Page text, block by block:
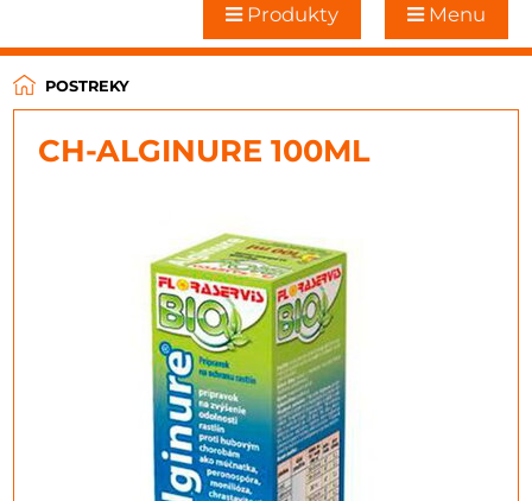
Produkty Menu
POSTREKY
CH-ALGINURE 100ML